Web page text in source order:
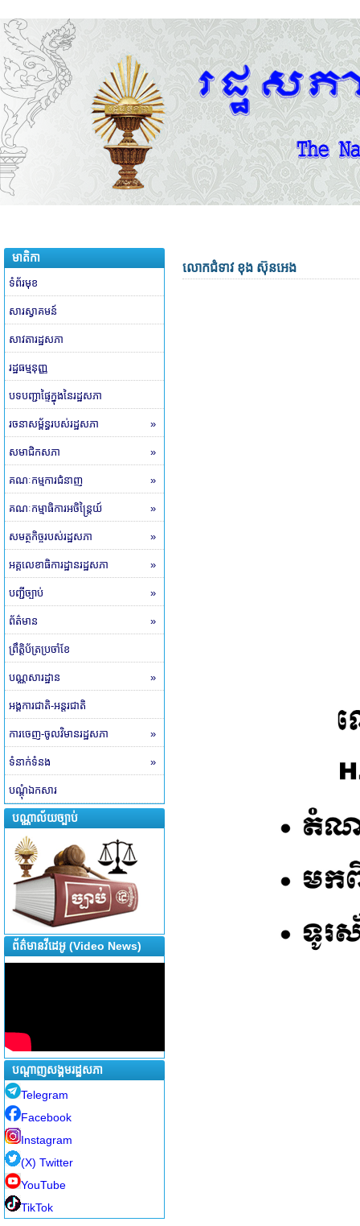
មាតិកា
ទំព័រមុខ
សារស្វាគមន៍
សាវតារដ្ឋសភា
រដ្ឋធម្មនុញ្ញ
បទបញ្ជាផ្ទៃក្នុងនៃរដ្ឋសភា
រចនាសម្ព័ន្ធរបស់រដ្ឋសភា »
សមាជិកសភា »
គណៈកម្មការជំនាញ »
គណៈកម្មាធិការអចិន្ត្រៃយ៍ »
សមត្ថកិច្ចរបស់រដ្ឋសភា »
អគ្គលេខាធិការដ្ឋានរដ្ឋសភា »
បញ្ជីច្បាប់ »
ព័ត៌មាន »
ព្រឹត្តិប័ត្រប្រចាំខែ
បណ្ណសារដ្ឋាន »
អង្គការជាតិ-អន្តរជាតិ
ការចេញ-ចូលវិមានរដ្ឋសភា »
ទំនាក់ទំនង »
បណ្តុំឯកសារ
បណ្ណាល័យច្បាប់
ព័ត៌មានវីដេអូ (Video News)
បណ្តាញសង្គមរដ្ឋសភា
Telegram
Facebook
Instagram
(X) Twitter
YouTube
TikTok
លោកជំទាវ ខុង ស៊ុនអេង